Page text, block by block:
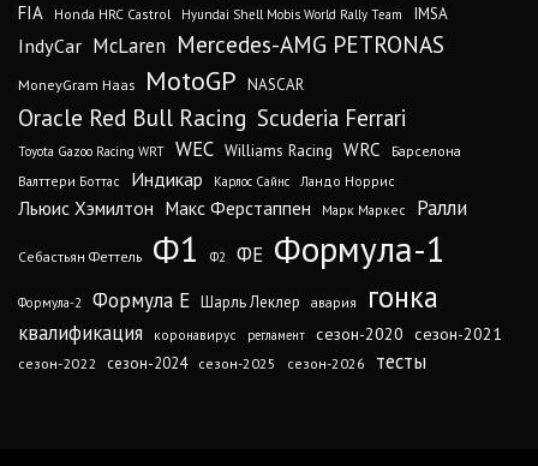
FIA Honda HRC Castrol Hyundai Shell Mobis World Rally Team IMSA
IndyCar McLaren Mercedes-AMG PETRONAS
MoneyGram Haas MotoGP NASCAR
Oracle Red Bull Racing Scuderia Ferrari
Toyota Gazoo Racing WRT WEC Williams Racing WRC
Барселона
Валттери Боттас
Индикар Карлос Сайнс Ландо Норрис
Льюис Хэмилтон Макс Ферстаппен Марк Маркес Ралли
Себастьян Феттель Ф1 Ф2 ФЕ Формула-1
Формула-2 Формула Е Шарль Леклер авария гонка
квалификация коронавирус регламент сезон-2020 сезон-2021
сезон-2022 сезон-2024 сезон-2025 сезон-2026 тесты